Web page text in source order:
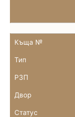
Къща №
Тип
РЗП
Двор
Статус